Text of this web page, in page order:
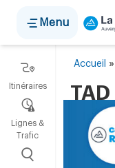
Accueil »
Menu
Itinéraires
Lignes &
Trafic